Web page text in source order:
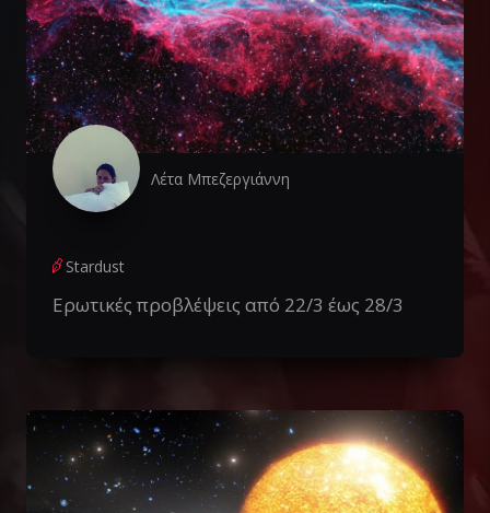
Λέτα Μπεζεργιάννη
Stardust
Ερωτικές προβλέψεις από 22/3 έως 28/3